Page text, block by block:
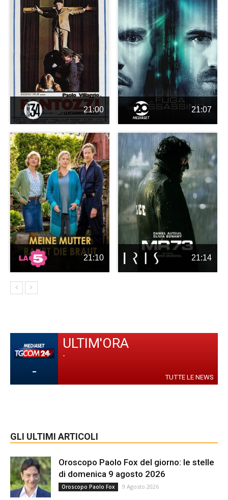
21:00 21:07
21:10 21:14
-
ULTIM'ORA
-
TUTTE LE NEWS
GLI ULTIMI ARTICOLI
Oroscopo Paolo Fox del giorno: le stelle
di domenica 9 agosto 2026
Oroscopo Paolo Fox 9 Agosto 2026